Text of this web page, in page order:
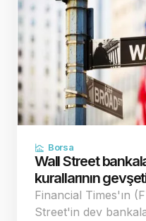
Borsa
Wall Street
kurallarının
Financial Times'ın
Street'in dev